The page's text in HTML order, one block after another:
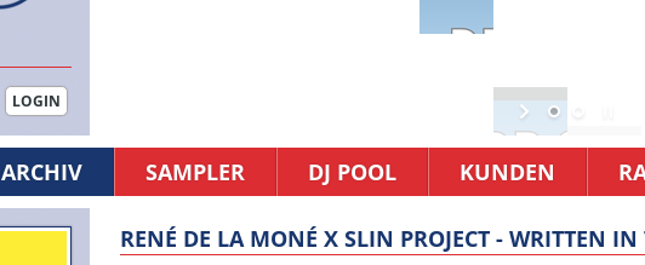
ARCHIV SAMPLER DJ POOL KUNDEN
RENÉ DE LA MONÉ X SLIN PROJECT - WRITTEN IN